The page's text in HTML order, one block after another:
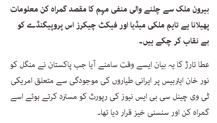
بیرون ملک سے چلنے والی منفی مہم کا مقصد گمراہ کن معلومات
پھیلانا ہے تاہم ملکی میڈیا اور فیکٹ چیکرز اس پروپیگنڈے کو
بے نقاب کر چکے ہیں۔
عطا تارڑ کا یہ بیان ایسے وقت سامنے آیا جب پاکستان نے منگل کو
نور خان ایئربیس پر ایرانی طیاروں کی موجودگی سے متعلق امریکی
ٹی وی چینل سی بی ایس نیوز کی رپورٹ کو مسترد کرتے ہوئے اسے
گمراہ کن اور سنسنی خیز قرار دیا تھا۔